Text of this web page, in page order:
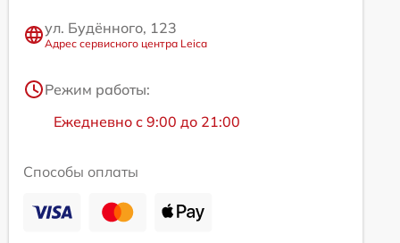
ул. Будённого, 123
Адрес сервисного центра Leica
Режим работы:
Ежедневно с 9:00 до 21:00
Способы оплаты